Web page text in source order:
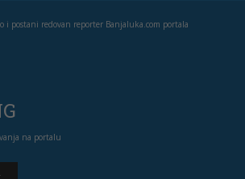
i postani redovan reporter Banjaluka.com portala
na portalu